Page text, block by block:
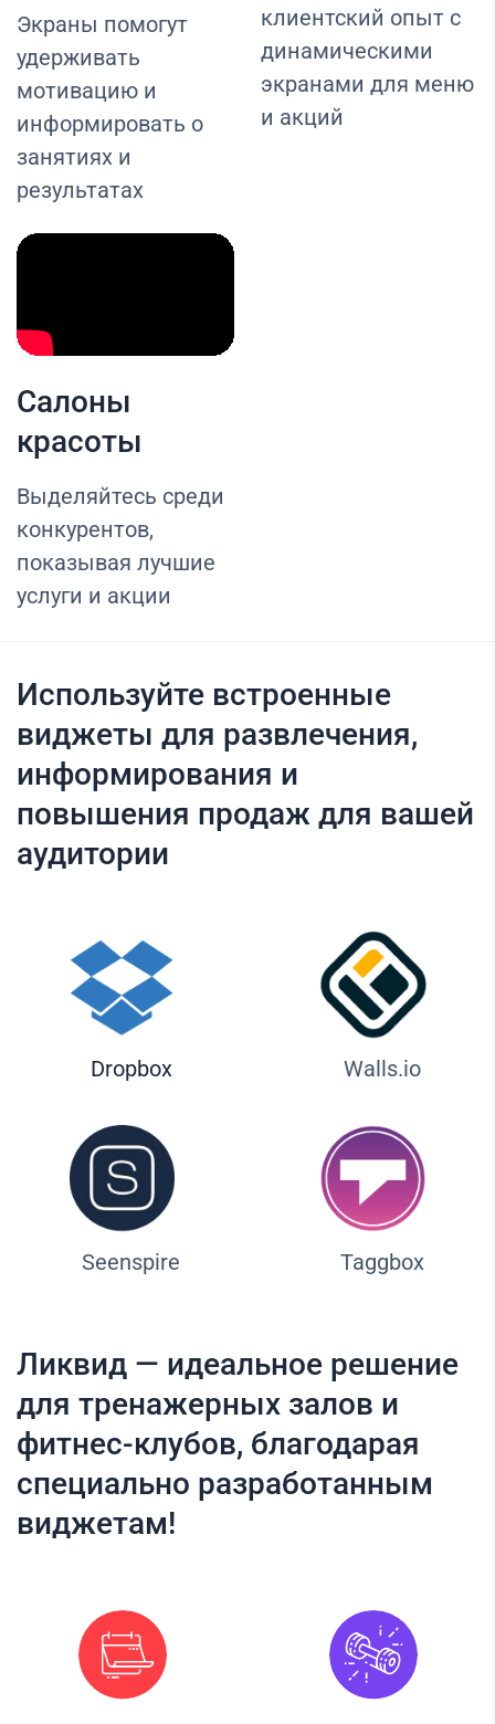
Экраны помогут
удерживать
мотивацию и
информировать о
занятиях и
результатах
клиентский опыт с
динамическими
экранами для меню
и акций
Салоны
красоты
Выделяйтесь среди
конкурентов,
показывая лучшие
услуги и акции
Используйте встроенные
виджеты для развлечения,
информирования и
повышения продаж для вашей
аудитории
Dropbox Walls.io
Seenspire Taggbox
Ликвид — идеальное решение
для тренажерных залов и
фитнес-клубов, благодарая
специально разработанным
виджетам!